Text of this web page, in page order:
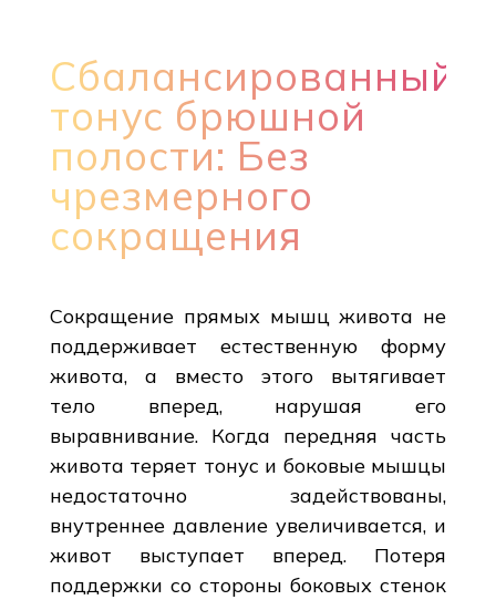
Сбалансированный
тонус брюшной
полости: Без
чрезмерного
сокращения
Сокращение прямых мышц живота не
поддерживает естественную форму
живота, а вместо этого вытягивает
тело вперед, нарушая его
выравнивание. Когда передняя часть
живота теряет тонус и боковые мышцы
недостаточно задействованы,
внутреннее давление увеличивается, и
живот выступает вперед. Потеря
поддержки со стороны боковых стенок